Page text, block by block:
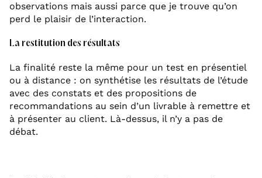
observations mais aussi parce que je trouve qu’on
perd le plaisir de l’interaction.
La restitution des résultats
La finalité reste la même pour un test en présentiel
ou à distance : on synthétise les résultats de l’étude
avec des constats et des propositions de
recommandations au sein d’un livrable à remettre et
à présenter au client. Là-dessus, il n’y a pas de
débat.